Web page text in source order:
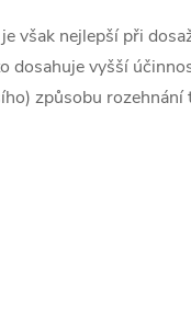
však nejlepší při
dosahuje vyšší
způsobu rozehnání